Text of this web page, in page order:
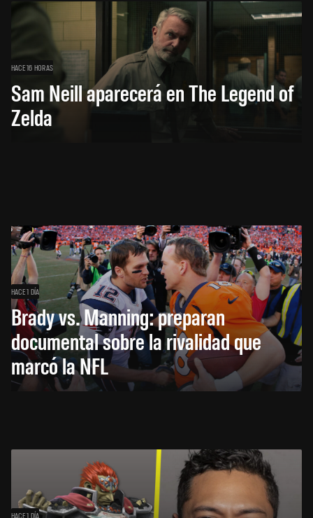
HACE 16 HORAS
Sam Neill aparecerá en The Legend of
Zelda
HACE 1 DÍA
Brady vs. Manning: preparan
documental sobre la rivalidad que
marcó la NFL
HACE 1 DÍA